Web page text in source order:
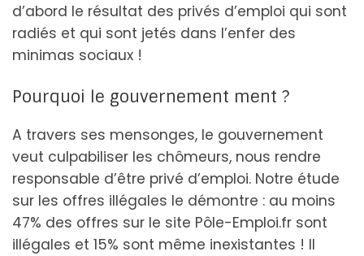
d’abord le résultat des privés d’emploi qui sont
radiés et qui sont jetés dans l’enfer des
minimas sociaux !
Pourquoi le gouvernement ment ?
A travers ses mensonges, le gouvernement
veut culpabiliser les chômeurs, nous rendre
responsable d’être privé d’emploi. Notre étude
sur les offres illégales le démontre : au moins
47% des offres sur le site Pôle-Emploi.fr sont
illégales et 15% sont même inexistantes ! Il